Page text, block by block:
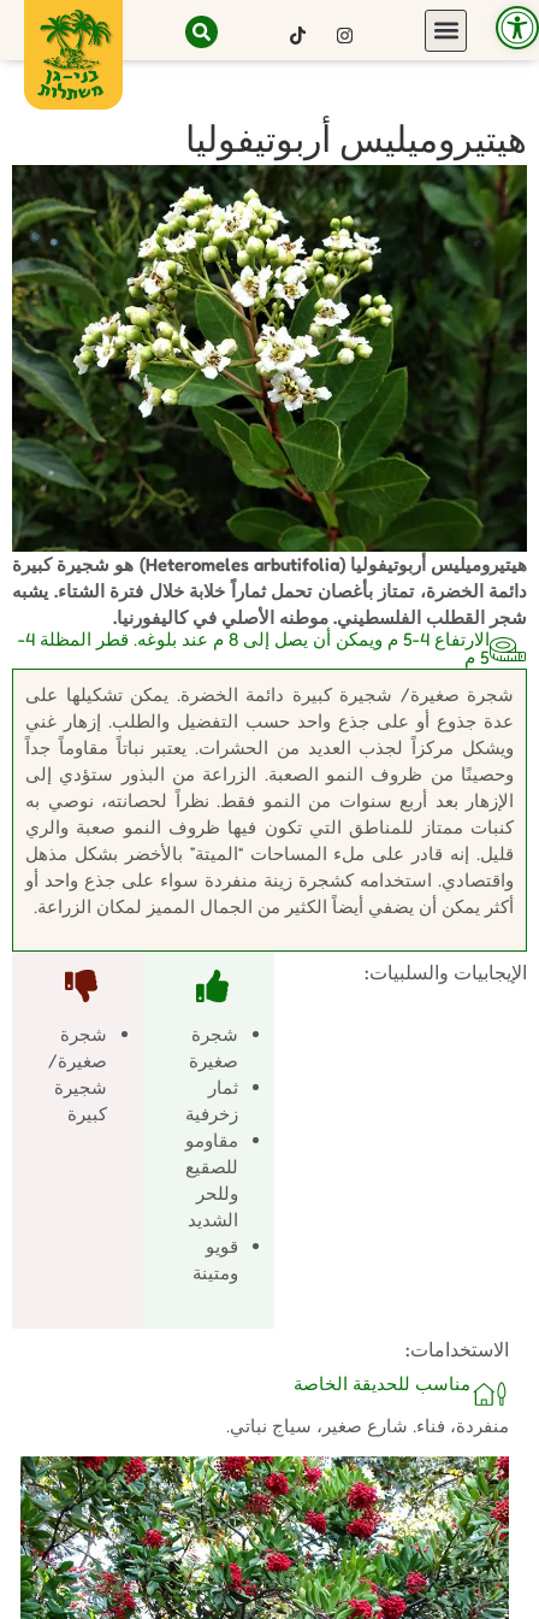
هيتيروميليس أربوتيفوليا
هيتيروميليس أربوتيفوليا (Heteromeles arbutifolia) هو شجيرة كبيرة
دائمة الخضرة، تمتاز بأغصان تحمل ثماراً خلابة خلال فترة الشتاء. يشبه
شجر القطلب الفلسطيني. موطنه الأصلي في كاليفورنيا.
الارتفاع 4-5 م ويمكن أن يصل إلى 8 م عند بلوغه. قطر المظلة 4-
5 م
شجرة صغيرة/ شجيرة كبيرة دائمة الخضرة. يمكن تشكيلها على
عدة جذوع أو على جذع واحد حسب التفضيل والطلب. إزهار غني
ويشكل مركزاً لجذب العديد من الحشرات. يعتبر نباتاً مقاوماً جداً
وحصينًا من ظروف النمو الصعبة. الزراعة من البذور ستؤدي إلى
الإزهار بعد أربع سنوات من النمو فقط. نظراً لحصانته، نوصي به
كنبات ممتاز للمناطق التي تكون فيها ظروف النمو صعبة والري
قليل. إنه قادر على ملء المساحات “الميتة” بالأخضر بشكل مذهل
واقتصادي. استخدامه كشجرة زينة منفردة سواء على جذع واحد أو
أكثر يمكن أن يضفي أيضاً الكثير من الجمال المميز لمكان الزراعة.
الإيجابيات والسلبيات:
شجرة
صغيرة
ثمار
زخرفية
مقاومو
للصقيع
وللحر
الشديد
قويو
ومتينة
شجرة
صغيرة/
شجيرة
كبيرة
الاستخدامات:
مناسب للحديقة الخاصة
منفردة، فناء. شارع صغير، سياج نباتي.